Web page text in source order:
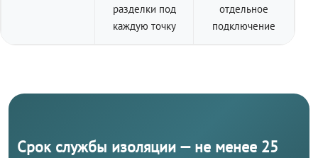
разделки под
каждую точку
отдельное
подключение
Срок службы изоляции — не менее 25